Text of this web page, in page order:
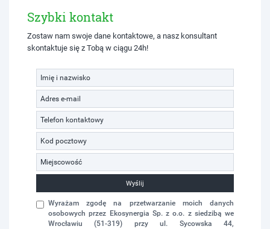
Szybki kontakt
Zostaw nam swoje dane kontaktowe, a nasz konsultant
skontaktuje się z Tobą w ciągu 24h!
Wyślij
Wyrażam zgodę na przetwarzanie moich danych
osobowych przez Ekosynergia Sp. z o.o. z siedzibą we
Wrocławiu (51-319) przy ul. Sycowska 44,